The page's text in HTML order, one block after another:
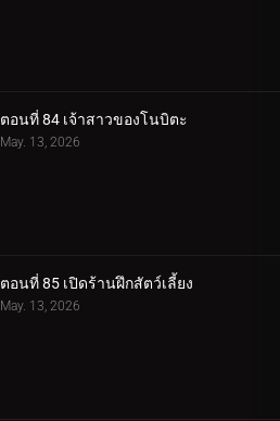
ตอนที่ 84 เจ้าสาวของโนบิตะ
May. 13, 2026
ตอนที่ 85 เปิดร้านฝึกสัตว์เลี้ยง
May. 13, 2026